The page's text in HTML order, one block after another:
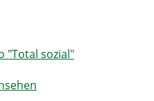
"Total sozial"